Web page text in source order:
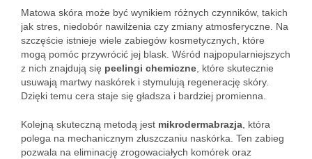
Matowa skóra może być wynikiem różnych czynników, takich
jak stres, niedobór nawilżenia czy zmiany atmosferyczne. Na
szczęście istnieje wiele zabiegów kosmetycznych, które
mogą pomóc przywrócić jej blask. Wśród najpopularniejszych
z nich znajdują się peelingi chemiczne , które skutecznie
usuwają martwy naskórek i stymulują regenerację skóry.
Dzięki temu cera staje się gładsza i bardziej promienna.
Kolejną skuteczną metodą jest mikrodermabrazja , która
polega na mechanicznym złuszczaniu naskórka. Ten zabieg
pozwala na eliminację zrogowaciałych komórek oraz